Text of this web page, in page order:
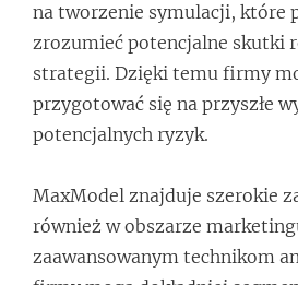
na tworzenie symulacji, które
zrozumieć potencjalne skutki
strategii. Dzięki temu firmy
przygotować się na przyszłe
potencjalnych ryzyk.
MaxModel znajduje szerokie
również w obszarze
zaawansowanym technikom